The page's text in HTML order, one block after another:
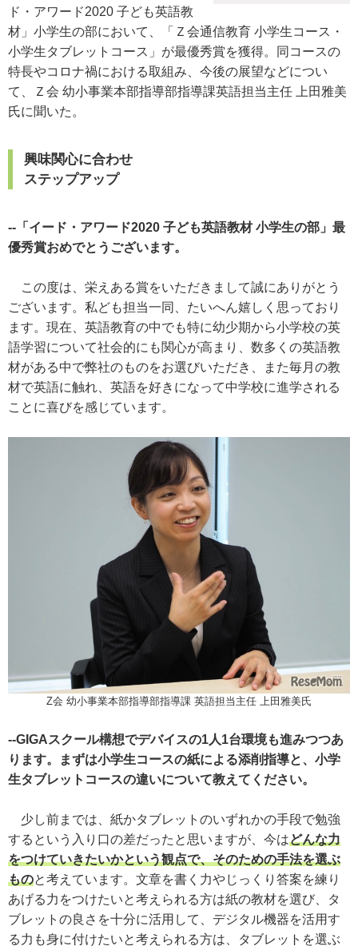
ド・アワード2020 子ども英語教
材」小学生の部において、「Ｚ会通信教育 小学生コース・
小学生タブレットコース」が最優秀賞を獲得。同コースの
特長やコロナ禍における取組み、今後の展望などについ
て、Ｚ会 幼小事業本部指導部指導課英語担当主任 上田雅美
氏に聞いた。
興味関心に合わせ
ステップアップ
--「イード・アワード2020 子ども英語教材 小学生の部」最
優秀賞おめでとうございます。
この度は、栄えある賞をいただきまして誠にありがとう
ございます。私ども担当一同、たいへん嬉しく思っており
ます。現在、英語教育の中でも特に幼少期から小学校の英
語学習について社会的にも関心が高まり、数多くの英語教
材がある中で弊社のものをお選びいただき、また毎月の教
材で英語に触れ、英語を好きになって中学校に進学される
ことに喜びを感じています。
Z会 幼小事業本部指導部指導課 英語担当主任 上田雅美氏
--GIGAスクール構想でデバイスの1人1台環境も進みつつあ
ります。まずは小学生コースの紙による添削指導と、小学
生タブレットコースの違いについて教えてください。
少し前までは、紙かタブレットのいずれかの手段で勉強
するという入り口の差だったと思いますが、今はどんな力
をつけていきたいかという観点で、そのための手法を選ぶ
ものと考えています。文章を書く力やじっくり答案を練り
あげる力をつけたいと考えられる方は紙の教材を選び、タ
ブレットの良さを十分に活用して、デジタル機器を活用す
る力も身に付けたいと考えられる方は、タブレットを選ぶ